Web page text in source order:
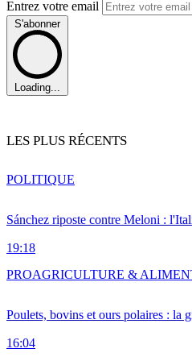
Entrez votre email
S'abonner
Loading...
LES PLUS RÉCENTS
Sánchez riposte contre Meloni :
19:18
POLITIQUE
Poulets, bovins et ours polaires : la
16:04
PROAGRICULTURE &